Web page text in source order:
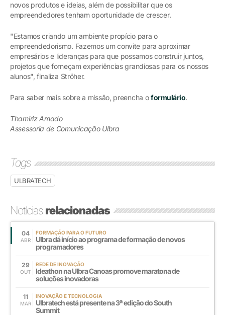
novos produtos e ideias, além de possibilitar que os
empreendedores tenham oportunidade de crescer.
"Estamos criando um ambiente propício para o
empreendedorismo. Fazemos um convite para aproximar
empresários e lideranças para que possamos construir juntos,
projetos que forneçam experiências grandiosas para os nossos
alunos", finaliza Ströher.
Para saber mais sobre a missão, preencha oformulário.
Thamiriz Amado
Assessoria de Comunicação Ulbra
Tags
ULBRATECH
Notíciasrelacionadas
04
ABR
FORMAÇÃO PARA O FUTURO
Ulbra dá início ao programa de formação de novos
programadores
29
OUT
REDE DE INOVAÇÃO
Ideathon na Ulbra Canoas promove maratona de
soluções inovadoras
11
MAR
INOVAÇÃO E TECNOLOGIA
Ulbratech está presente na 3ª edição do South
Summit